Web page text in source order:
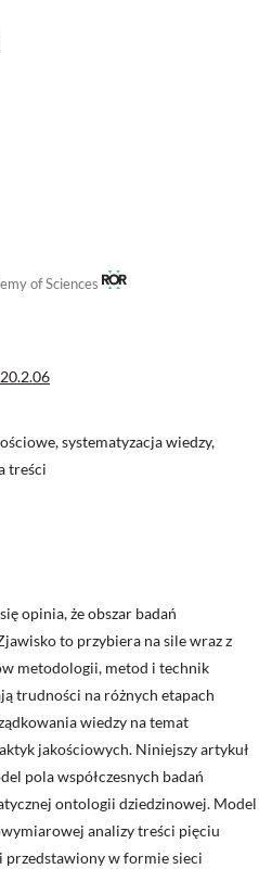
of Sciences
systematyzacja wiedzy,
treści
opinia, że obszar badań
to przybiera na sile wraz z
metodologii, metod i technik
trudności na różnych etapach
wiedzy na temat
jakościowych. Niniejszy artykuł
pola współczesnych badań
ontologii dziedzinowej. Model
analizy treści pięciu
przedstawiony w formie sieci